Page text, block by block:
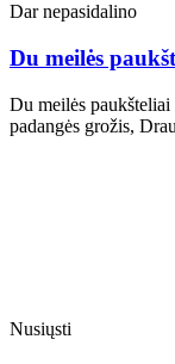
Dar nepasidalino
Du meilės
Du meilės
padangės grožis,
Nusiųsti